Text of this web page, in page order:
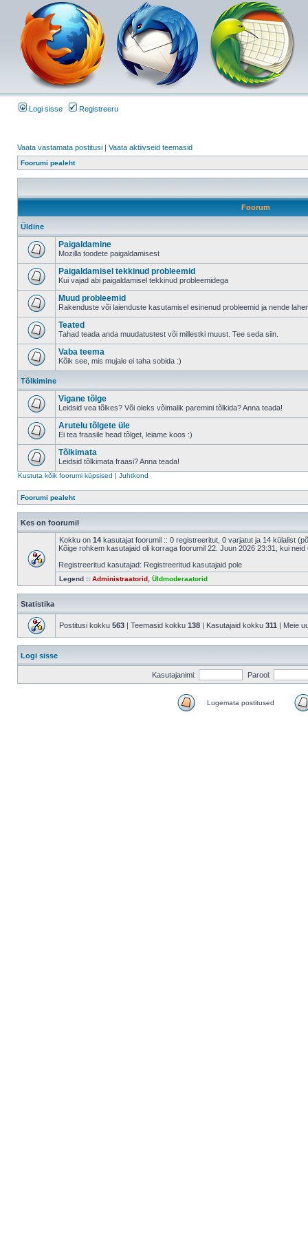
Logi sisse Registreeru
Vaata vastamata postitusi | Vaata aktiivseid teemasid
Foorumi pealeht
Foorum
Üldine
Paigaldamine
Mozilla toodete paigaldamisest
Paigaldamisel tekkinud probleemid
Kui vajad abi paigaldamisel tekkinud probleemidega
Muud probleemid
Rakenduste või laienduste kasutamisel esinenud probleemid ja nende
Teated
Tahad teada anda muudatustest või millestki muust. Tee seda siin.
Vaba teema
Kõik see, mis mujale ei taha sobida :)
Tõlkimine
Vigane tõlge
Leidsid vea tõlkes? Või oleks võimalik paremini tõlkida? Anna teada!
Arutelu tõlgete üle
Ei tea fraasile head tõlget, leiame koos :)
Tõlkimata
Leidsid tõlkimata fraasi? Anna teada!
Kustuta kõik foorumi küpsised | Juhtkond
Foorumi pealeht
Kes on foorumil
Kokku on 14 kasutajat foorumil :: 0 registreeritut, 0 varjatut ja 14 külalist
Kõige rohkem kasutajaid oli korraga foorumil 22. Juun 2026 23:31, kui neid
Registreeritud kasutajad: Registreeritud kasutajaid pole
Legend :: Administraatorid Üldmoderaatorid
Statistika
Postitusi kokku 563 | Teemasid kokku 138 | Kasutajaid kokku 311 | Meie
Logi sisse
Kasutajanimi: Parool:
Lugemata postitused